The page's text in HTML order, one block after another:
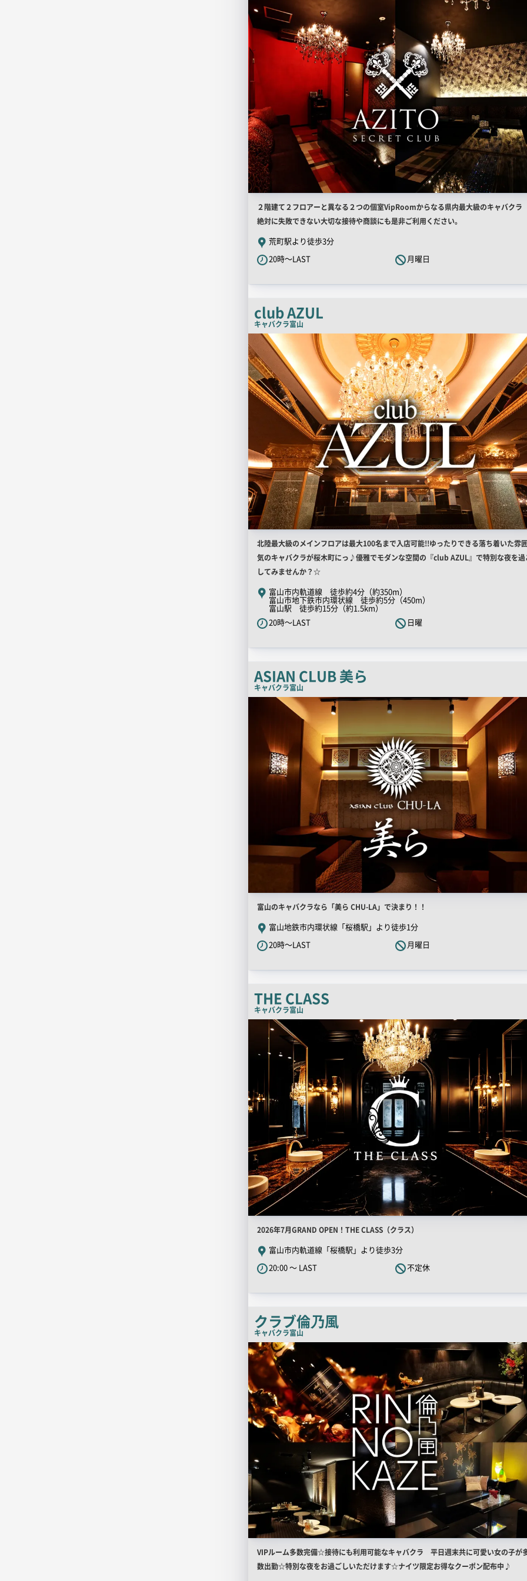
舗
PR
画
像
店
舗
PR
キ
ャ
コ
ピ
ー
２階建て２フロアーと異なる２つの個室VipRoomからなる県内最大級のキャバク
絶対に失敗できない大切な接待や商談にも是非ご利用ください。
荒町駅より徒歩3分
20時～LAST
月曜日
club AZUL
キャバクラ富山
店
舗
PR
画
像
店
舗
PR
キ
ャ
チ
ー
北陸最大級のメインフロアは最大100名まで入店可能!!ゆったりできる落ち着いた雰
気のキャバクラが桜木町にっ♪優雅でモダンな空間の『club AZUL』で特別な夜を過
してみませんか？☆
富山市内軌道線 徒歩約4分（約350m）
富山市地下鉄市内環状線 徒歩約5分（450m）
富山駅 徒歩約15分（約1.5km）
20時～LAST
日曜
ASIAN CLUB 美ら
キャバクラ富山
店
店
舗
PR
キ
チ
コ
ピ
富山のキャバクラなら「美ら CHU-LA」で決まり！！
富山地鉄市内環状線「桜橋駅」より徒歩1分
20時～LAST
月曜日
THE CLASS
キャバクラ富山
像
店
舗
PR
キ
チ
コ
ピ
ー
2026年7月GRAND OPEN！THE CLASS（クラス）
富山市内軌道線「桜橋駅」より徒歩3分
20:00 ～ LAST
不定休
クラブ倫乃風
キャバクラ富山
店
舗
PR
画
像
店
舗
VIPルーム多数完備☆接待にも利用可能なキャバクラ 平日週末共に可愛い女の子が
数出勤☆特別な夜をお過ごしいただけます☆ナイツ限定お得なクーポン配布中♪